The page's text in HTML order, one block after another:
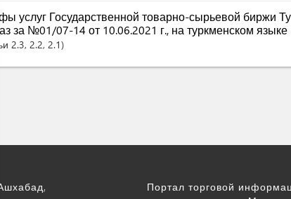
услуг Государственной товарно-сырьевой биржи
за №01/07-14 от 10.06.2021 г., на туркменском языке
2.3, 2.2, 2.1
Портал торговой